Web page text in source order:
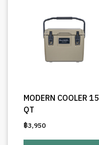
MODERN COOLER 15
QT
฿3,950